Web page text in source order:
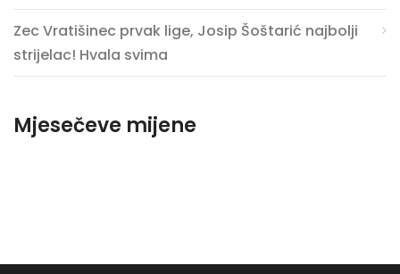
Zec Vratišinec prvak lige, Josip Šoštarić najbolji
strijelac! Hvala svima
Mjesečeve mijene